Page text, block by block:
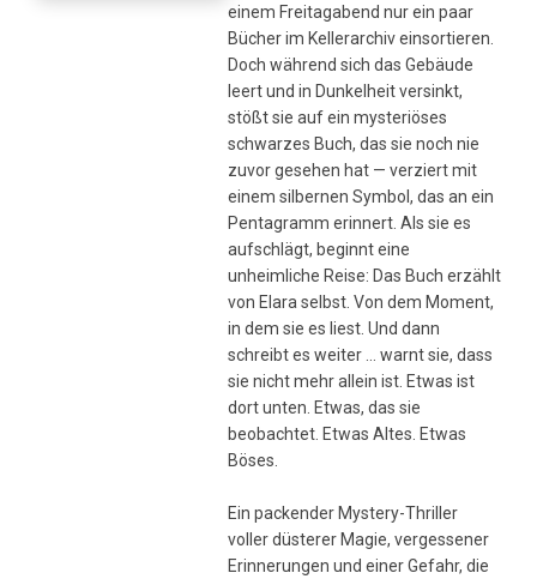
einem Freitagabend nur ein paar
Bücher im Kellerarchiv einsortieren.
Doch während sich das Gebäude
leert und in Dunkelheit versinkt,
stößt sie auf ein mysteriöses
schwarzes Buch, das sie noch nie
zuvor gesehen hat — verziert mit
einem silbernen Symbol, das an ein
Pentagramm erinnert. Als sie es
aufschlägt, beginnt eine
unheimliche Reise: Das Buch erzählt
von Elara selbst. Von dem Moment,
in dem sie es liest. Und dann
schreibt es weiter … warnt sie, dass
sie nicht mehr allein ist. Etwas ist
dort unten. Etwas, das sie
beobachtet. Etwas Altes. Etwas
Böses.
Ein packender Mystery-Thriller
voller düsterer Magie, vergessener
Erinnerungen und einer Gefahr, die